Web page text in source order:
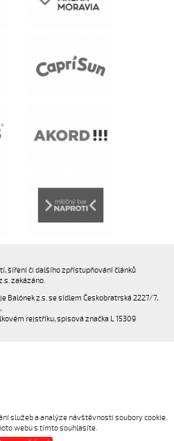
šíření či dalšího zpřístupňování článků
zakázáno.
Balónek z.s. se sídlem Českobratrská 2227/7,
rejstříku, spisová značka L 15309
služeb a analýze návštěvnosti soubory cookie.
webu s tímto souhlasíte.